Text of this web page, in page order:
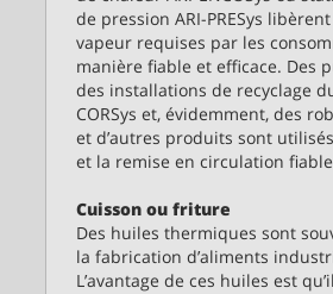
de pression ARI-PRESys
vapeur requises par les
manière fiable et efficace. Des
des installations de recyclage
CORSys et, évidemment, des
et d’autres produits sont
et la remise en circulation
Cuisson ou friture
Des huiles thermiques sont
la fabrication d’aliments
L’avantage de ces huiles est